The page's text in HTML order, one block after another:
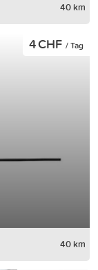
40 km
4 CHF / Tag
40 km